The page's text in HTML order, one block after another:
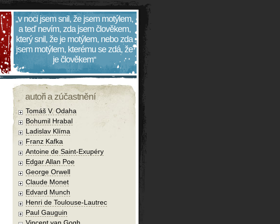
„v noci jsem snil, že jsem motýlem,
a teď nevím, zda jsem člověkem,
který snil, že je motýlem, nebo zda
jsem motýlem, kterému se zdá, že
je člověkem“
autoři a zúčastnění
Tomáš V. Odaha
Bohumil Hrabal
Ladislav Klíma
Franz Kafka
Antoine de Saint-Exupéry
Edgar Allan Poe
George Orwell
Claude Monet
Edvard Munch
Henri de Toulouse-Lautrec
Paul Gauguin